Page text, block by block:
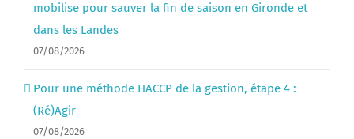
mobilise pour sauver la fin de saison en Gironde et
dans les Landes
07/08/2026
Pour une méthode HACCP de la gestion, étape 4 :
(Ré)Agir
07/08/2026